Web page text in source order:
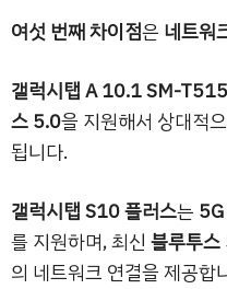
여섯 번째 차이점은 네트워
갤럭시탭 A 10.1 SM-T515
스 5.0을 지원해서 상대적
됩니다.
갤럭시탭 S10 플러스는
를 지원하며, 최신 블루투
의 네트워크 연결을 제공합